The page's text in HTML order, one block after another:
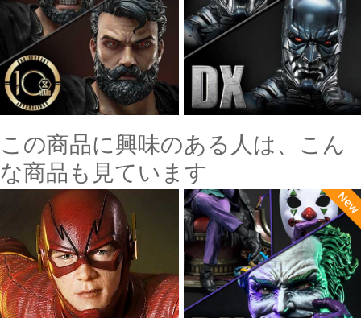
この商品に興味のある人は、こん
な商品も見ています